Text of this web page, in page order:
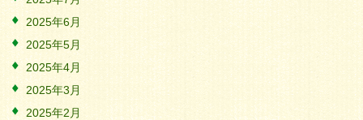
2025年6月
2025年5月
2025年4月
2025年3月
2025年2月